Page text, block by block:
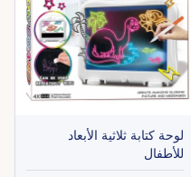
لوحة كتابة ثلاثية الأبعاد
للأطفال